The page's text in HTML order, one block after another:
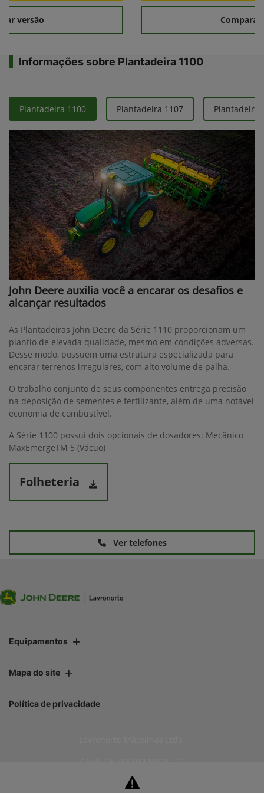
versão Comparar
Informações sobre Plantadeira 1100
Plantadeira 1100 Plantadeira 1107 Plantadeira
John Deere auxilia você a encarar os desafios e
alcançar resultados
As Plantadeiras John Deere da Série 1110 proporcionam um
plantio de elevada qualidade, mesmo em condições adversas.
Desse modo, possuem uma estrutura especializada para
encarar terrenos irregulares, com alto volume de palha.
O trabalho conjunto de seus componentes entrega precisão
na deposição de sementes e fertilizante, além de uma notável
economia de combustível.
A Série 1100 possui dois opcionais de dosadores: Mecânico
MaxEmergeTM 5 (Vácuo)
Folheteria
Ver telefones
Equipamentos
Mapa do site
Política de privacidade